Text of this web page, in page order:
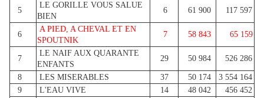
5
LE GORILLE VOUS SALUE
BIEN
6 61 900 117 597
6
A PIED, A CHEVAL ET EN
SPOUTNIK
7 58 843 65 159
7
LE NAIF AUX QUARANTE
ENFANTS
29 50 984 526 286
8 LES MISERABLES 37 50 174
3 554 164
9
L'EAU VIVE 14 48 042
456 452